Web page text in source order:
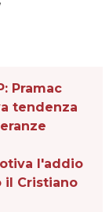
Pramac
tendenza
l'addio
il Cristiano